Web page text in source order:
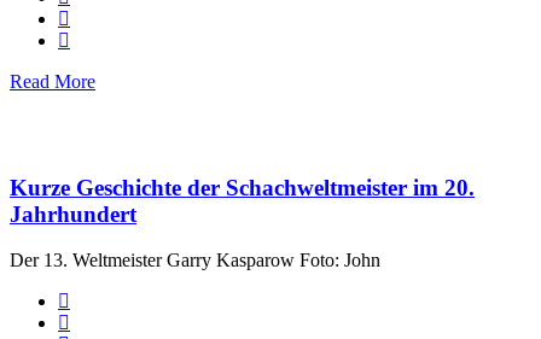
Read More
Kurze Geschichte der Schachweltmeister im 20.
Jahrhundert
Der 13. Weltmeister Garry Kasparow Foto: John